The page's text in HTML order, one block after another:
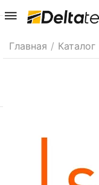
Главная / Каталог